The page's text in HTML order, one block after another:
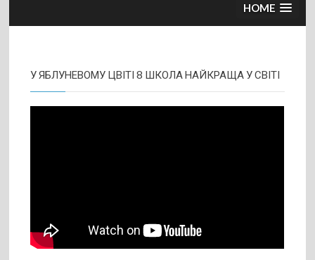
HOME
У ЯБЛУНЕВОМУ ЦВІТІ 8 ШКОЛА НАЙКРАЩА У СВІТІ